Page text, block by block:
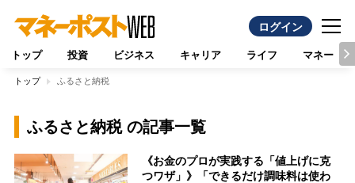
ログイン
トップ 投資 ビジネス キャリア ライフ マネー
トップ ふるさと納税
ふるさと納税 の記事一覧
《お金のプロが実践する「値上げに克
つワザ」》「できるだけ調味料は使わ